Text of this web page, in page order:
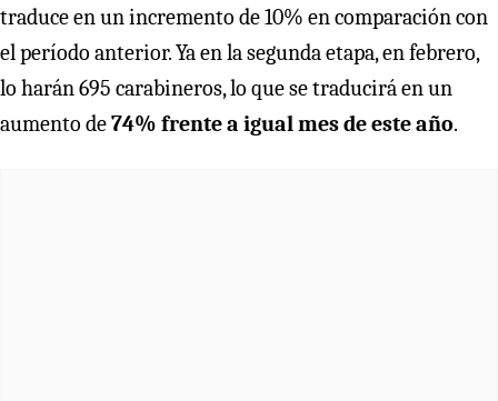
traduce en un incremento de 10% en comparación con
el período anterior. Ya en la segunda etapa, en febrero,
lo harán 695 carabineros, lo que se traducirá en un
aumento de74% frente a igual mes de este año.